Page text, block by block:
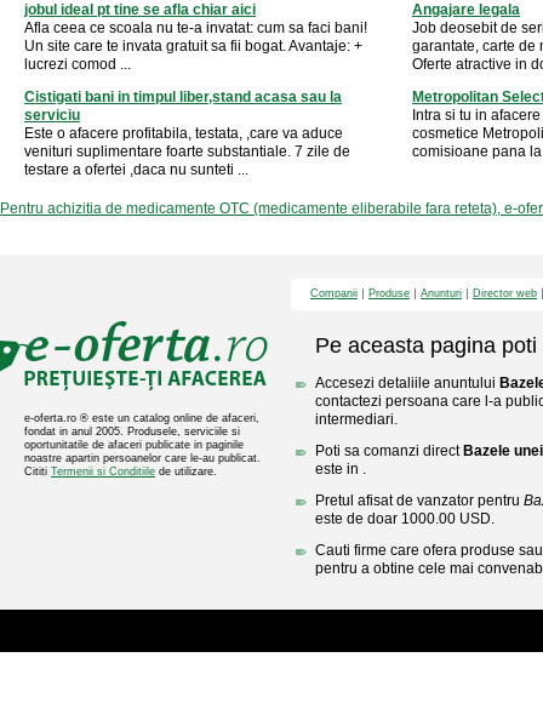
jobul ideal pt tine se afla chiar aici
Afla ceea ce scoala nu te-a invatat: cum sa faci bani!
Un site care te invata gratuit sa fii bogat. Avantaje: +
lucrezi comod ...
Angajare legala
Job deosebit de
garantate, carte de
Oferte atractive in
Cistigati bani in timpul liber,stand acasa sau la
serviciu
Este o afacere profitabila, testata, ,care va aduce
venituri suplimentare foarte substantiale. 7 zile de
testare a ofertei ,daca nu sunteti ...
Metropolitan
Intra si tu in
cosmetice
comisioane pana
Pentru achizitia de medicamente OTC (medicamente eliberabile fara reteta), e-
e-oferta.ro ® este un catalog online de afaceri,
fondat in anul 2005. Produsele, serviciile si
oportunitatile de afaceri publicate in paginile
noastre apartin persoanelor care le-au publicat.
Cititi Termenii si Conditiile de utilizare.
Companii Produse Anunturi Director web
Pe aceasta pagina poti
Accesezi detaliile anuntului
contactezi persoana care l-a
intermediari.
Poti sa comanzi direct Bazele
este in .
Pretul afisat de vanzator pentru
este de doar 1000.00 USD.
Cauti firme care ofera produse
pentru a obtine cele mai